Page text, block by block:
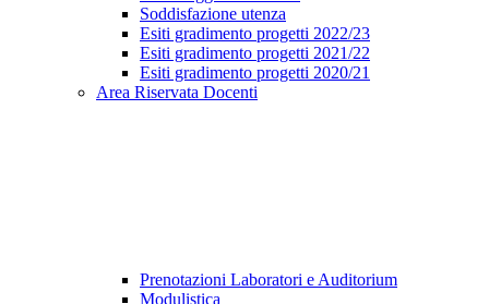
Soddisfazione utenza
Esiti gradimento progetti 2022/23
Esiti gradimento progetti 2021/22
Esiti gradimento progetti 2020/21
Area Riservata Docenti
Prenotazioni Laboratori e Auditorium
Modulistica